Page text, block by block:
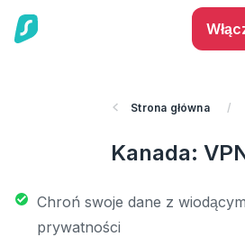
Strona główna /
Kanada:
Chroń swoje dane z
prywatności